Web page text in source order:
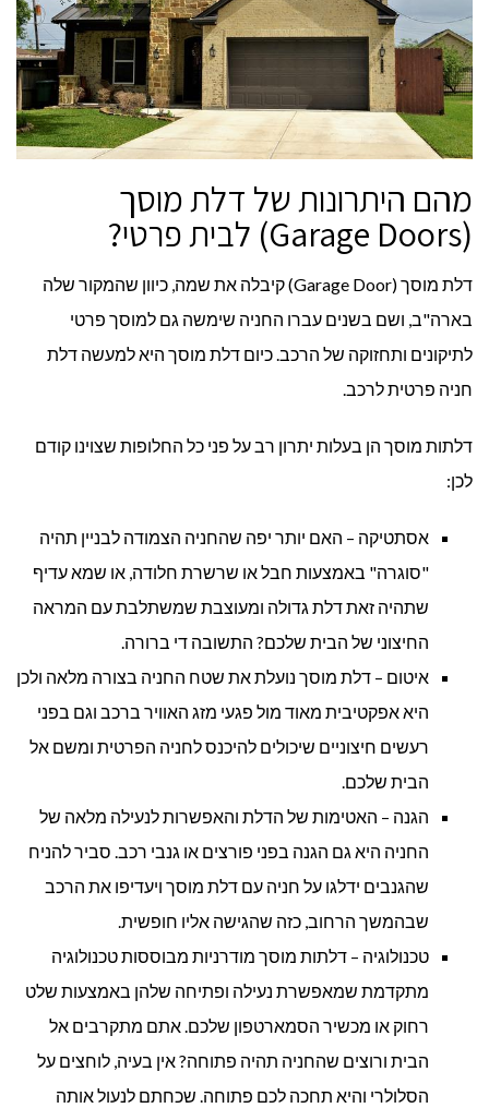
מהם היתרונות של דלת מוסך
(Garage Doors) לבית פרטי?
דלת מוסך (Garage Door) קיבלה את שמה, כיוון שהמקור שלה
בארה"ב, ושם בשנים עברו החניה שימשה גם למוסך פרטי
לתיקונים ותחזוקה של הרכב. כיום דלת מוסך היא למעשה דלת
חניה פרטית לרכב.
דלתות מוסך הן בעלות יתרון רב על פני כל החלופות שצוינו קודם
לכן:
אסתטיקה – האם יותר יפה שהחניה הצמודה לבניין תהיה
"סוגרה" באמצעות חבל או שרשרת חלודה, או שמא עדיף
שתהיה זאת דלת גדולה ומעוצבת שמשתלבת עם המראה
החיצוני של הבית שלכם? התשובה די ברורה.
איטום – דלת מוסך נועלת את שטח החניה בצורה מלאה ולכן
היא אפקטיבית מאוד מול פגעי מזג האוויר ברכב וגם בפני
רעשים חיצוניים שיכולים להיכנס לחניה הפרטית ומשם אל
הבית שלכם.
הגנה – האטימות של הדלת והאפשרות לנעילה מלאה של
החניה היא גם הגנה בפני פורצים או גנבי רכב. סביר להניח
שהגנבים ידלגו על חניה עם דלת מוסך ויעדיפו את הרכב
שבהמשך הרחוב, כזה שהגישה אליו חופשית.
טכנולוגיה – דלתות מוסך מודרניות מבוססות טכנולוגיה
מתקדמת שמאפשרת נעילה ופתיחה שלהן באמצעות שלט
רחוק או מכשיר הסמארטפון שלכם. אתם מתקרבים אל
הבית ורוצים שהחניה תהיה פתוחה? אין בעיה, לוחצים על
הסלולרי והיא תחכה לכם פתוחה. שכחתם לנעול אותה